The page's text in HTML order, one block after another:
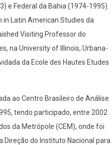
e Federal da Bahia (1974-1995).
in Latin American Studies da
Visiting Professor do
na University of Illinois, Urbana-
da Ecole des Hautes Etudes
ao Centro Brasileiro de Análise
tendo participado, entre 2002
da Metrópole (CEM), onde foi
Direção do Instituto Nacional para